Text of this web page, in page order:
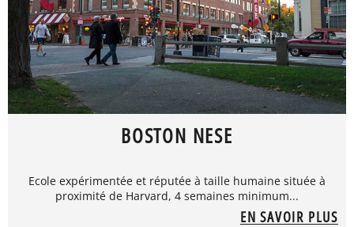
BOSTON NESE
Ecole expérimentée et réputée à taille humaine située à
proximité de Harvard, 4 semaines minimum...
EN SAVOIR PLUS